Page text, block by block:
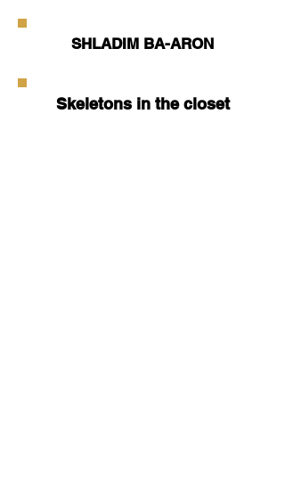
SHLADIM BA-ARON
Skeletons in the closet